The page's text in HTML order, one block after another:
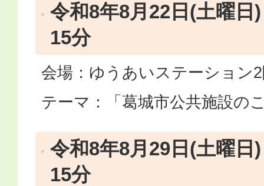
令和8年8月22日(土曜日
15分
会場：ゆうあいステーション
テーマ：「葛城市公共施設の
令和8年8月29日(土曜日
15分